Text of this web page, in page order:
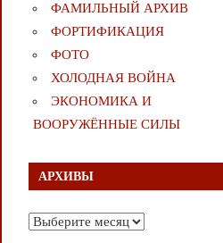
ФАМИЛЬНЫЙ АРХИВ
ФОРТИФИКАЦИЯ
ФОТО
ХОЛОДНАЯ ВОЙНА
ЭКОНОМИКА И
ВООРУЖЁННЫЕ СИЛЫ
АРХИВЫ
Архивы